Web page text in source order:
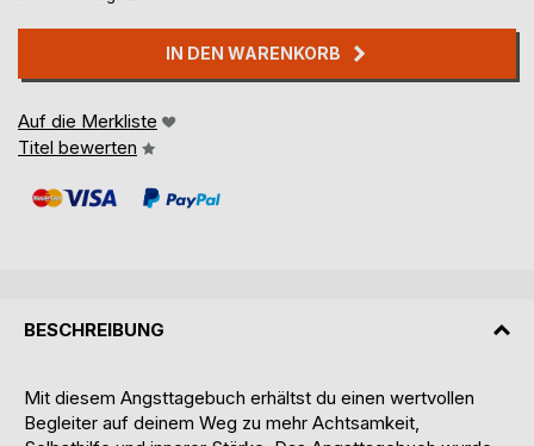
IN DEN WARENKORB
Auf die Merkliste
Titel bewerten
BESCHREIBUNG
Mit diesem Angsttagebuch erhältst du einen wertvollen
Begleiter auf deinem Weg zu mehr Achtsamkeit,